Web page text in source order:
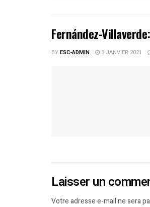
Fernández-
BYESC-ADMIN 3 JANVIER 2021
Laisser un
Votre adresse e-mail ne sera